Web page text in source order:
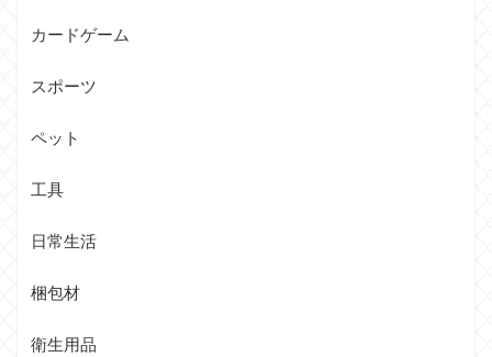
カードゲーム
スポーツ
ペット
工具
日常生活
梱包材
衛生用品